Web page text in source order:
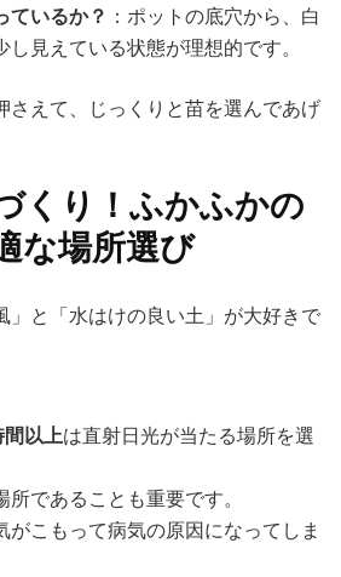
ているか？ ：ポットの底穴から、白
し見えている状態が理想的です。
さえて、じっくりと苗を選んであげ
くり！ふかふかの
な場所選び
」と「水はけの良い土」が大好きで
以上は直射日光が当たる場所を選
であることも重要です。
がこもって病気の原因になってしま